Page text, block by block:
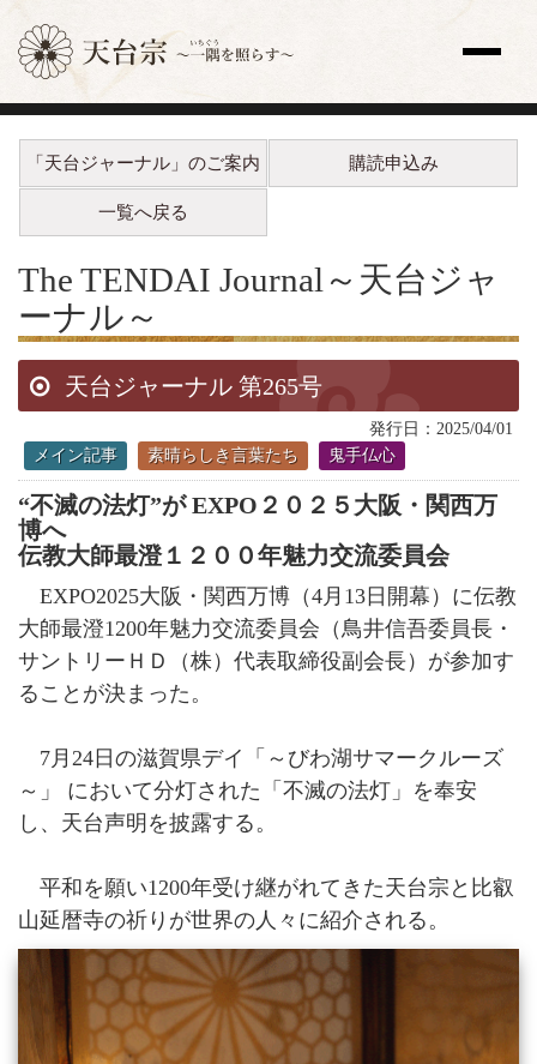
サイト内検索
トップページ
更新情報一覧
教え
歴史と人物
宗祖・高祖・祖師・開祖
天台座主
法要
天台声明（てんだいしょうみょう）
全国の寺院
主な寺院
海外の寺院
寺院検索
寺院紹介
天台宗リンク集
全国の行事
行事報告
出版刊行物
天台ジャーナル
年中行事リーフレット(しおり)
天台宗開運招福カレンダー
ほとけさまのサイン
僧侶になるには
天台の主張
比叡山宗教サミット
災害時における天台宗の取り組み
檀信徒のお勤めの作法と心得
年中行事・歳時記
「天台ジャーナル」のご案内 購読申込み
一覧へ戻る
The TENDAI Journal ～天台ジャ
ーナル～
天台ジャーナル 第265号
発行日：2025/04/01
メイン記事
素晴らしき言葉たち 鬼手仏心
“不滅の法灯”が EXPO２０２５大阪・関西万
博へ
伝教大師最澄１２００年魅力交流委員会
EXPO2025大阪・関西万博（4月13日開幕）に伝教
大師最澄1200年魅力交流委員会（鳥井信吾委員長・
サントリーＨＤ（株）代表取締役副会長）が参加す
ることが決まった。
7月24日の滋賀県デイ「～びわ湖サマークルーズ
～」 において分灯された「不滅の法灯」を奉安
し、天台声明を披露する。
平和を願い1200年受け継がれてきた天台宗と比叡
山延暦寺の祈りが世界の人々に紹介される。